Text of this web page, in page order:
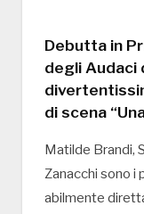
Debutta in
degli Audaci
di scena
Matilde Brandi,
Zanacchi sono i
abilmente